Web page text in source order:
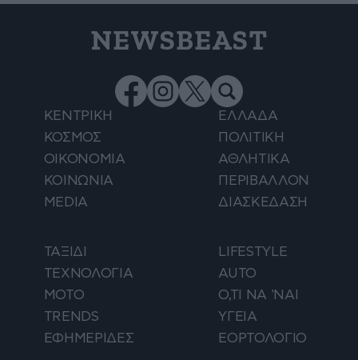
NEWSBEAST
ΚΕΝΤΡΙΚΗ
ΕΛΛΑΔΑ
ΚΟΣΜΟΣ
ΠΟΛΙΤΙΚΗ
ΟΙΚΟΝΟΜΙΑ
ΑΘΛΗΤΙΚΑ
ΚΟΙΝΩΝΙΑ
ΠΕΡΙΒΑΛΛΟΝ
MEDIA
ΔΙΑΣΚΕΔΑΣΗ
ΤΑΞΙΔΙ
LIFESTYLE
ΤΕΧΝΟΛΟΓΙΑ
AUTO
ΜΟΤΟ
Ο,ΤΙ ΝΑ 'ΝΑΙ
TRENDS
ΥΓΕΙΑ
ΕΦΗΜΕΡΙΔΕΣ
ΕΟΡΤΟΛΟΓΙΟ